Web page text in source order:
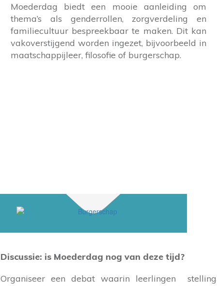
Moederdag biedt een mooie aanleiding om
thema’s als genderrollen, zorgverdeling en
familiecultuur bespreekbaar te maken. Dit kan
vakoverstijgend worden ingezet, bijvoorbeeld in
maatschappijleer, filosofie of burgerschap.
Discussie: is Moederdag nog van deze tijd?
Organiseer een debat waarin leerlingen stelling